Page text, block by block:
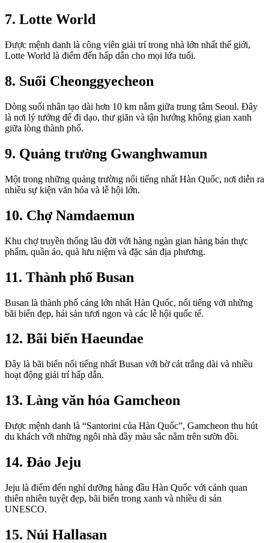
7. Lotte World
Được mệnh danh là công viên giải trí trong nhà lớn nhất thế giới,
Lotte World là điểm đến hấp dẫn cho mọi lứa tuổi.
8. Suối Cheonggyecheon
Dòng suối nhân tạo dài hơn 10 km nằm giữa trung tâm Seoul. Đây
là nơi lý tưởng để đi dạo, thư giãn và tận hưởng không gian xanh
giữa lòng thành phố.
9. Quảng trường Gwanghwamun
Một trong những quảng trường nổi tiếng nhất Hàn Quốc, nơi diễn ra
nhiều sự kiện văn hóa và lễ hội lớn.
10. Chợ Namdaemun
Khu chợ truyền thống lâu đời với hàng ngàn gian hàng bán thực
phẩm, quần áo, quà lưu niệm và đặc sản địa phương.
11. Thành phố Busan
Busan là thành phố cảng lớn nhất Hàn Quốc, nổi tiếng với những
bãi biển đẹp, hải sản tươi ngon và các lễ hội quốc tế.
12. Bãi biển Haeundae
Đây là bãi biển nổi tiếng nhất Busan với bờ cát trắng dài và nhiều
hoạt động giải trí hấp dẫn.
13. Làng văn hóa Gamcheon
Được mệnh danh là “Santorini của Hàn Quốc”, Gamcheon thu hút
du khách với những ngôi nhà đầy màu sắc nằm trên sườn đồi.
14. Đảo Jeju
Jeju là điểm đến nghỉ dưỡng hàng đầu Hàn Quốc với cảnh quan
thiên nhiên tuyệt đẹp, bãi biển trong xanh và nhiều di sản
UNESCO.
15. Núi Hallasan